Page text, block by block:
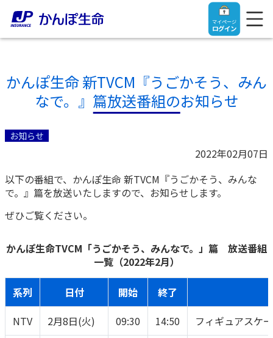
マイページ
ログイン
トップ
ご契約者さま
ご契約者さま
マイページログイン
入院保険金・手術保険金のご請求
保険をご検討中のお客さま
保険をご検討中のお客さま
終身保険
養老保険
法人のお客さま
【まずはご相談ください】企業経営でお悩みの方はこ
法人のお客さま向け商品一覧
目的から探す
お役立ち情報
かんぽのLifeサポートナビ
かんぽ生命について
かんぽ生命について
よくあるご質問
かんぽ生命 新TVCM『うごかそう、みん
なで。』篇放送番組のお知らせ
お知らせ
2022年02月07日
以下の番組で、かんぽ生命 新TVCM『うごかそう、みんな
で。』篇を放送いたしますので、お知らせします。
ぜひご覧ください。
かんぽ生命TVCM「うごかそう、みんなで。」篇 放送番組
一覧（2022年2月）
系列 日付 開始
終了
NTV
2月8日(火) 09:30 14:50
フィギュアスケ